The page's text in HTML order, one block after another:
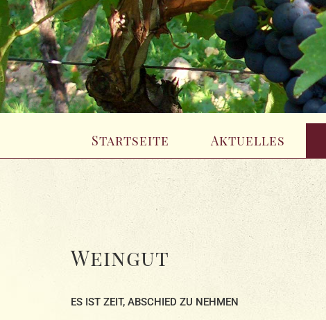
Startseite Aktuelles
Weingut
ES IST ZEIT, ABSCHIED ZU NEHMEN